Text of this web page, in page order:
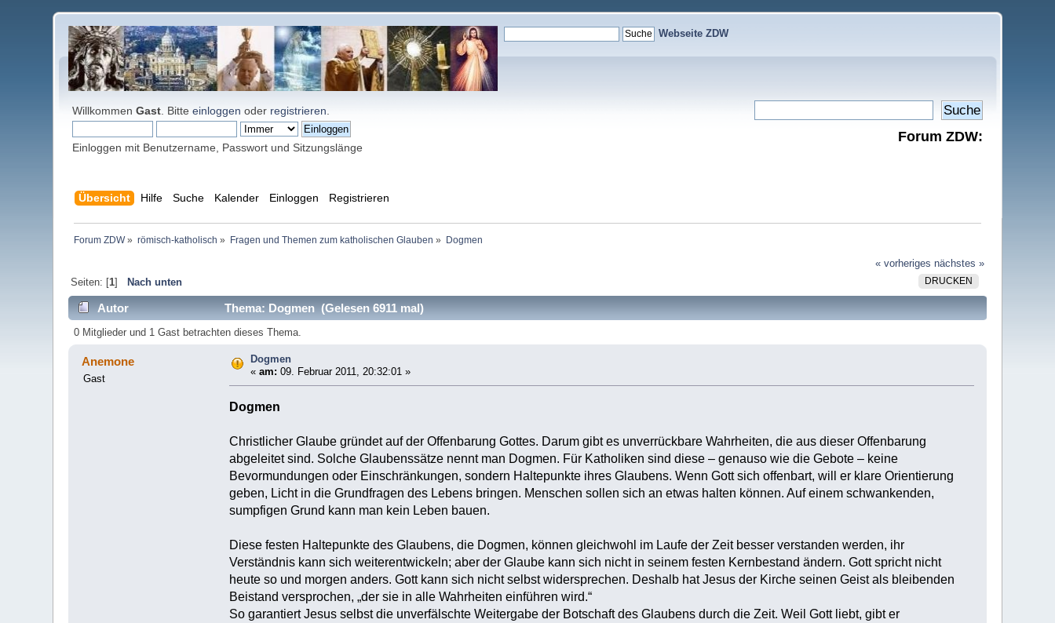
Webseite ZDW
WillkommenGast . Bitteeinloggen oder registrieren
Einloggen mit Benutzername, Passwort und Sitzungslänge
Forum ZDW:
Übersicht Hilfe Suche Kalender Einloggen Registrieren
Forum ZDW» römisch-katholisch » Fragen und Themen zum katholischen Glauben » Dogmen
« vorheriges nächstes »
DRUCKEN
Seiten: [1] Nach unten
Autor Thema: Dogmen (Gelesen 6911 mal)
0 Mitglieder und 1 Gast betrachten dieses Thema.
Anemone
Gast
Dogmen
«am: 09. Februar 2011, 20:32:01 »
Dogmen
Christlicher Glaube gründet auf der Offenbarung Gottes. Darum gibt es unverrückbare Wahrheiten, die aus dieser Offenbarung
abgeleitet sind. Solche Glaubenssätze nennt man Dogmen. Für Katholiken sind diese – genauso wie die Gebote – keine
Bevormundungen oder Einschränkungen, sondern Haltepunkte ihres Glaubens. Wenn Gott sich offenbart, will er klare Orientierung
geben, Licht in die Grundfragen des Lebens bringen. Menschen sollen sich an etwas halten können. Auf einem schwankenden,
sumpfigen Grund kann man kein Leben bauen.
Diese festen Haltepunkte des Glaubens, die Dogmen, können gleichwohl im Laufe der Zeit besser verstanden werden, ihr
Verständnis kann sich weiterentwickeln; aber der Glaube kann sich nicht in seinem festen Kernbestand ändern. Gott spricht nicht
heute so und morgen anders. Gott kann sich nicht selbst widersprechen. Deshalb hat Jesus der Kirche seinen Geist als bleibenden
Beistand versprochen, „der sie in alle Wahrheiten einführen wird.“
So garantiert Jesus selbst die unverfälschte Weitergabe der Botschaft des Glaubens durch die Zeit. Weil Gott liebt, gibt er